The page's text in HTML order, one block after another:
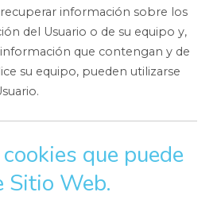
recuperar información sobre los
del Usuario o de su equipo y,
que contengan y de
su equipo, pueden utilizarse
que puede
Sitio Web.